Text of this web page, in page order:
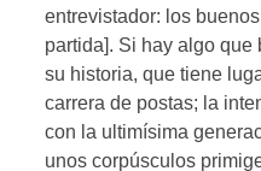
entrevistador: los
partida]. Si hay algo
su historia, que tiene
carrera de postas; la
con la ultimísima
unos corpúsculos